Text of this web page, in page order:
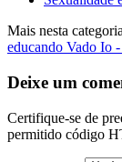
Mais nesta
educando Vado Io
Deixe um
Certifique-se de
permitido código